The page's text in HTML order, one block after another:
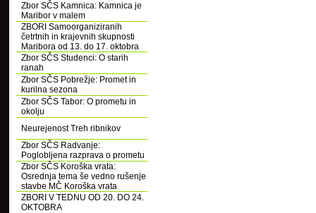
Zbor SČS Kamnica: Kamnica je
Maribor v malem
ZBORI Samoorganiziranih
četrtnih in krajevnih skupnosti
Maribora od 13. do 17. oktobra
Zbor SČS Studenci: O starih
ranah
Zbor SČS Pobrežje: Promet in
kurilna sezona
Zbor SČS Tabor: O prometu in
okolju
Neurejenost Treh ribnikov
Zbor SČS Radvanje:
Poglobljena razprava o prometu
Zbor SČS Koroška vrata:
Osrednja tema še vedno rušenje
stavbe MČ Koroška vrata
ZBORI V TEDNU OD 20. DO 24.
OKTOBRA